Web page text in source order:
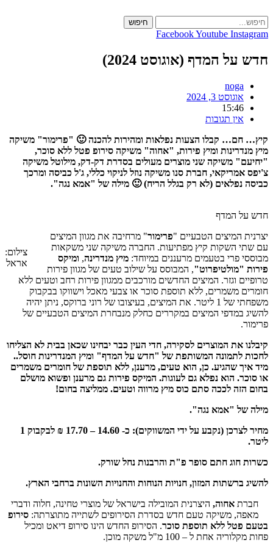
to
content
חיפוש
FacebookYoutube Instagram
חדש על המדף (אוגוסט 2024)
noga
אוגוסט 3, 2024
15:46
אין תגובות
קיץ… חם… קבלו הצעות נפלאות ומהירות להכנה 🙂 "פרימור" משיקה
מיץ מנדרינות ומיץ פירות, "אחוה" משיקה סירופ פטל ללא סוכר,
"יחיעם" משיקה שני מוצרים מעולים בסדרת דק-דק, מילוטל משיקה
צ'יפס אמריקאי, חברת סנו משיקה נוזל לניקוי כללי, ג'ל כביסה ומרכך
כביסה נפלאים (לא רק בגלל הריח) 🙂 מילה של "אמא נגה".
חדש על המדף
צילום:
אראל
יצרנית המיצים הטבעיים "פרימור" מרחיבה את מגוון המיצים
עם שתי השקות קיץ מפתיעות. החברה משיקה שני משקאות
מבוססי פרי בטעמים מרעננים במיוחד: מיץ מנדרינה, ומיקס
פירות "מולטיפרוט", המבוסס על שילוב טעים של מגוון פירות
טרופיים וגזר. המיצים החדשים מורכבים ממגוון פירות רחב וטעים ללא
חומרים משמרים, ללא תוספת סוכר או צבעי מאכל וישווקו בבקבוק
משפחתי של 1 ליטר. את המיצים, בעיצובו של רוני ברוקס, ניתן יהיה
להשיג במדפי המיצים במקררים כחלק מנבחרת המיצים הטבעיים של
פרימור.
קיבלנו את המוצרים לסקירה, חדי העין כבר יבחינו שכאן בבית לא הצליחו
לחכות לתמונה המשותפת של "חדש על המדף" ומיץ המנדרינות חוסל..
מיד איך שהגיע. כן, הוא טעים, מרענן, ללא תוספת של חומרים משמרים
או סוכר. הוא נפלא גם לעוגות. המיקס פירות גם מרענן ופשוא מושלם
בחום הזה לככה סתם כוס מיץ מרווה וטעים. ממליצה בחום!
מילה של "אמא נגה".
מחיר לצרכן (נקבע על ידי המשווקים): כ- 14.60 – 17.70 ₪ לבקבוק 1
ליטר.
כשרות חוג חתם סופר פ"ת והרבנות נחל שורק.
להשיג ברשתות המזון, חנויות הנוחות והחנויות השונות ברחבי הארץ.
חברת אחוה, היצרנית המובילה בישראל של מוצרי טחינה, חלוה ודברי
מאפה, משיקה טעם חדש בסדרת הסירופים לשתייה מתוצרתה: סירופ
בטעם פטל ללא תוספת סוכר. הסירופ החדש הינו סירופ דיאט ומכיל
פחות מקלוריה אחת ל – 100 מ"ל משקה מוכן.